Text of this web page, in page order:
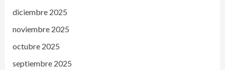
diciembre 2025
noviembre 2025
octubre 2025
septiembre 2025